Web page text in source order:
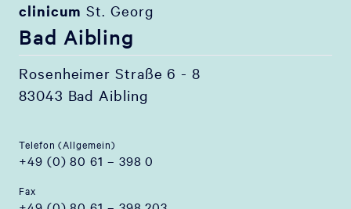
clinicum St. Georg
Bad Aibling
Rosenheimer Straße 6 - 8
83043 Bad Aibling
Telefon (Allgemein)
+49 (0) 80 61 – 398 0
Fax